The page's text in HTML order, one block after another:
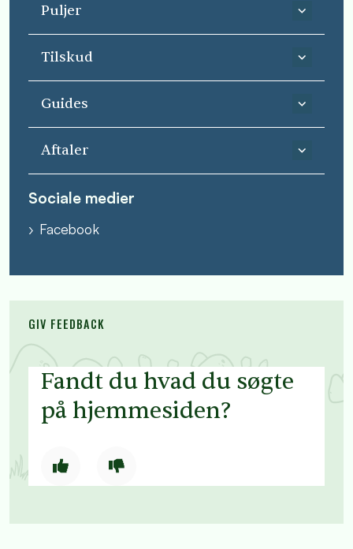
Puljer
Tilskud
Guides
Aftaler
Sociale medier
Facebook
GIV FEEDBACK
Fandt du hvad du søgte
på hjemmesiden?